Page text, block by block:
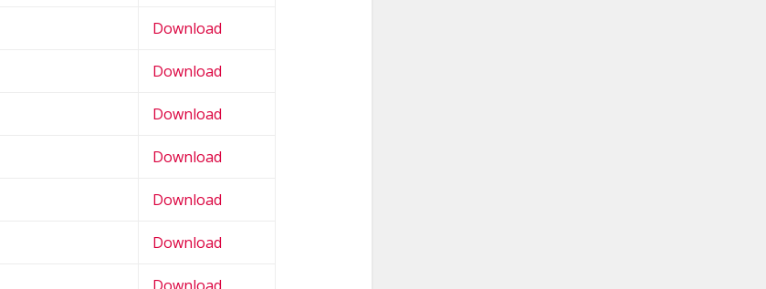
Download
Download
Download
Download
Download
Download